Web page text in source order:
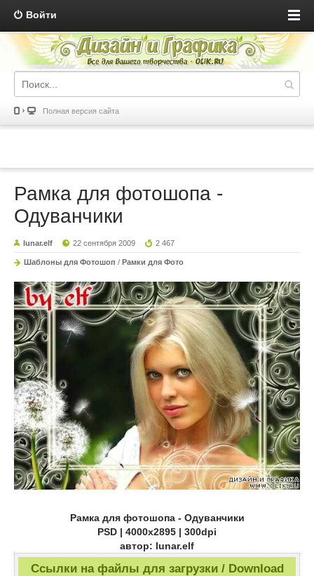
Войти
Полная версия сайта
Рамка для фотошопа -
Одуванчики
lunar.elf 22 сентября 2009 2 467
Шаблоны для Фотошоп / Рамки для Фото
Рамка для фотошопа - Одуванчики
PSD | 4000x2895 | 300dpi
автор: lunar.elf
Ссылки на файлы для загрузки / Download